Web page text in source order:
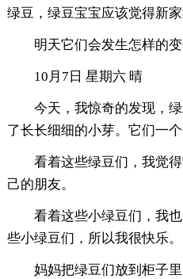
绿豆，绿豆宝宝应该觉得新家
明天它们会发生怎样的变
10月7日 星期六 晴
今天，我惊奇的发现，绿
了长长细细的小芽。它们一
看着这些绿豆们，我觉得
己的朋友。
看着这些小绿豆们，我也
些小绿豆们，所以我很快乐。
妈妈把绿豆们放到柜子里